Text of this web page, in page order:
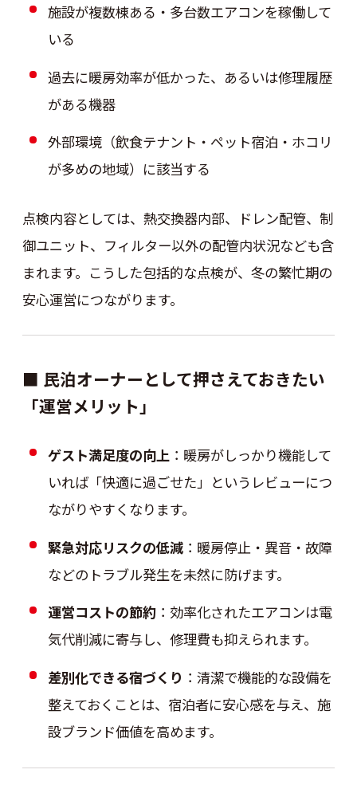
施設が複数棟ある・多台数エアコンを稼働して
いる
過去に暖房効率が低かった、あるいは修理履歴
がある機器
外部環境（飲食テナント・ペット宿泊・ホコリ
が多めの地域）に該当する
点検内容としては、熱交換器内部、ドレン配管、制
御ユニット、フィルター以外の配管内状況なども含
まれます。こうした包括的な点検が、冬の繁忙期の
安心運営につながります。
■ 民泊オーナーとして押さえておきたい
「運営メリット」
ゲスト満足度の向上 ：暖房がしっかり機能して
いれば「快適に過ごせた」というレビューにつ
ながりやすくなります。
緊急対応リスクの低減：暖房停止・異音・故障
などのトラブル発生を未然に防げます。
運営コストの節約：効率化されたエアコンは電
気代削減に寄与し、修理費も抑えられます。
差別化できる宿づくり ：清潔で機能的な設備を
整えておくことは、宿泊者に安心感を与え、施
設ブランド価値を高めます。